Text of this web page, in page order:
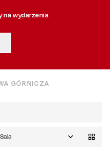
na wydarzenia
GÓRNICZA
Sala